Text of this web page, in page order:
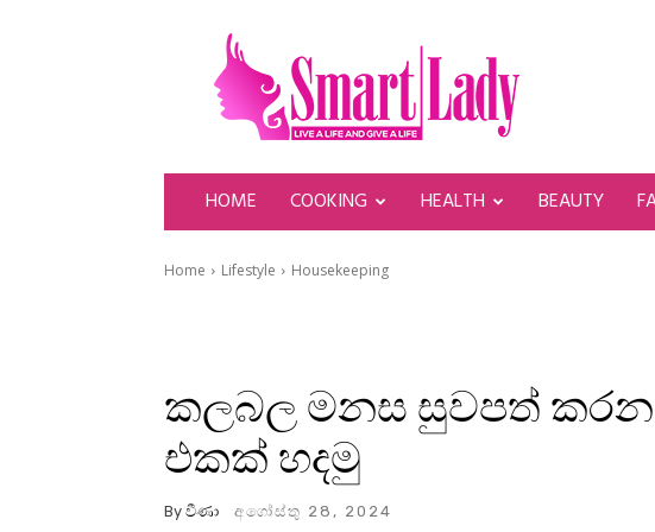
SmartLady
HOME COOKING HEALTH BEAUTY
Home Lifestyle Housekeeping
කලබල මනස සුවපත් කරන
එකක් හදමු
By වීණා අගෝස්තු 28, 2024